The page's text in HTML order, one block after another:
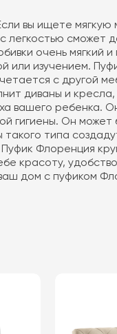
вы ищете мягкую
легкостью сможет
очень мягкий
или изучением.
с другой
диваны и
вашего ребенка.
гигиены. Он может
типа
Флоренция
красоту,
дом с пуфиком